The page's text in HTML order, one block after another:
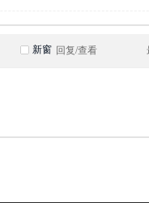
新窗 回复/查看